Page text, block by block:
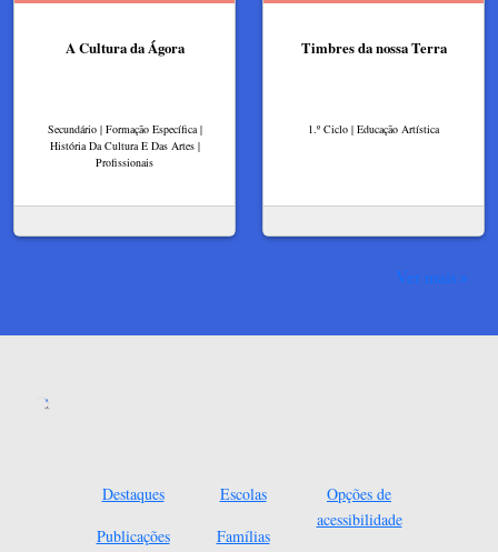
A Cultura da Ágora
Secundário | Formação Específica |
História Da Cultura E Das Artes |
Profissionais
Timbres da nossa Terra
1.º Ciclo | Educação Artística
Ver mais
Destaques
Publicações
Escolas
Famílias
Opções de
acessibilidade